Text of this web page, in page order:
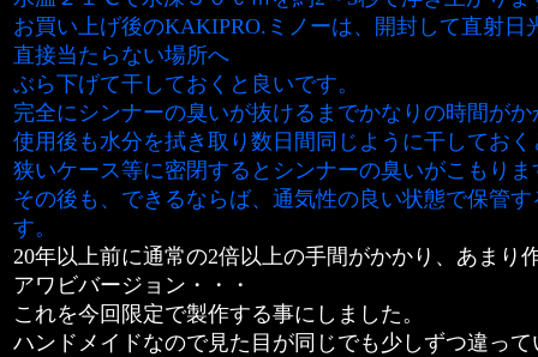
お買い上げ後のKAKIPRO.ミノーは、開封して直射日
直接当たらない場所へ
ぶら下げて干しておくと良いです。
完全にシンナーの臭いが抜けるまでかなりの時間が
使用後も水分を拭き取り数日間同じように干してお
狭いケース等に密閉するとシンナーの臭いがこもりま
その後も、できるならば、通気性の良い状態で保管
す。
20年以上前に通常の2倍以上の手間がかかり、あまり
アワビバージョン・・・
これを今回限定で製作する事にしました。
ハンドメイドなので見た目が同じでも少しずつ違っ